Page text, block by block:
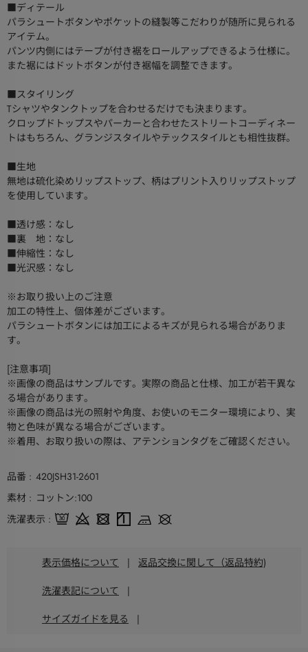
■ディテール
パラシュートボタンやポケットの縫製等こだわりが随所に見られる
アイテム。
パンツ内側にはテープが付き裾をロールアップできるよう仕様に。
また裾にはドットボタンが付き裾幅を調整できます。
■スタイリング
Tシャツやタンクトップを合わせるだけでも決まります。
クロップドトップスやパーカーと合わせたストリートコーディネー
トはもちろん、グランジスタイルやテックスタイルとも相性抜群。
■生地
無地は硫化染めリップストップ、柄はプリント入りリップストップ
を使用しています。
■透け感：なし
■裏 地：なし
■伸縮性：なし
■光沢感：なし
※お取り扱い上のご注意
加工の特性上、個体差がございます。
パラシュートボタンには加工によるキズが見られる場合がありま
す。
[注意事項]
※画像の商品はサンプルです。実際の商品と仕様、加工が若干異な
る場合があります。
※画像の商品は光の照射や角度、お使いのモニター環境により、実
物と色味が異なる場合がございます。
※着用、お取り扱いの際は、アテンションタグをご確認ください。
品番
420JSH31-2601
素材
コットン:100
洗濯表示
表示価格について | 返品交換に関して（返品特約)
洗濯表記について |
サイズガイドを見る |